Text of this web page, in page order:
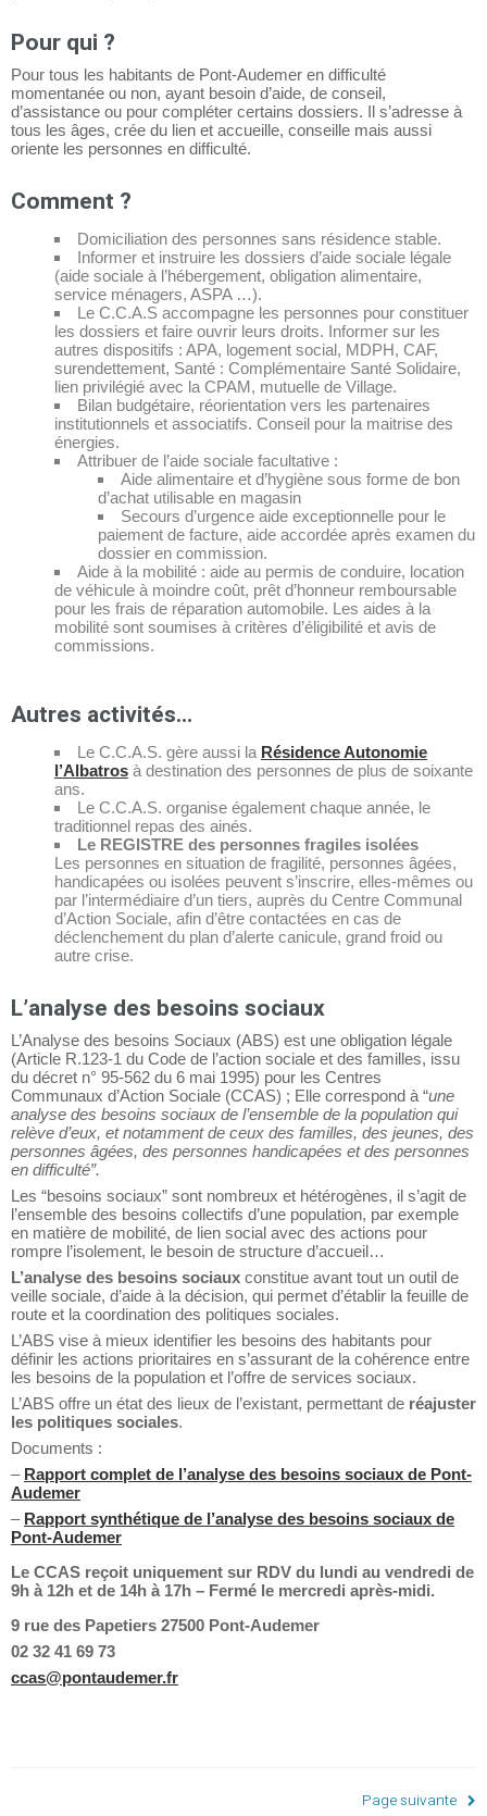
Pour qui ?
Pour tous les habitants de Pont-Audemer en difficulté
momentanée ou non, ayant besoin d’aide, de conseil,
d’assistance ou pour compléter certains dossiers. Il s’adresse à
tous les âges, crée du lien et accueille, conseille mais aussi
oriente les personnes en difficulté.
Comment ?
Domiciliation des personnes sans résidence stable.
Informer et instruire les dossiers d’aide sociale légale
(aide sociale à l’hébergement, obligation alimentaire,
service ménagers, ASPA …).
Le C.C.A.S accompagne les personnes pour constituer
les dossiers et faire ouvrir leurs droits. Informer sur les
autres dispositifs : APA, logement social, MDPH, CAF,
surendettement, Santé : Complémentaire Santé Solidaire,
lien privilégié avec la CPAM, mutuelle de Village.
Bilan budgétaire, réorientation vers les partenaires
institutionnels et associatifs. Conseil pour la maitrise des
énergies.
Attribuer de l’aide sociale facultative :
Aide alimentaire et d’hygiène sous forme de bon
d’achat utilisable en magasin
Secours d’urgence aide exceptionnelle pour le
paiement de facture, aide accordée après examen du
dossier en commission.
Aide à la mobilité : aide au permis de conduire, location
de véhicule à moindre coût, prêt d’honneur remboursable
pour les frais de réparation automobile. Les aides à la
mobilité sont soumises à critères d’éligibilité et avis de
commissions.
Autres activités…
Le C.C.A.S. gère aussi la Résidence Autonomie
l’Albatros à destination des personnes de plus de soixante
ans.
Le C.C.A.S. organise également chaque année, le
traditionnel repas des ainés.
Le REGISTRE des personnes fragiles isolées
Les personnes en situation de fragilité, personnes âgées,
handicapées ou isolées peuvent s’inscrire, elles-mêmes ou
par l’intermédiaire d’un tiers, auprès du Centre Communal
d’Action Sociale, afin d’être contactées en cas de
déclenchement du plan d’alerte canicule, grand froid ou
autre crise.
L’analyse des besoins sociaux
L’Analyse des besoins Sociaux (ABS) est une obligation légale
(Article R.123-1 du Code de l’action sociale et des familles, issu
du décret n° 95-562 du 6 mai 1995) pour les Centres
Communaux d’Action Sociale (CCAS) ; Elle correspond à “une
analyse des besoins sociaux de l’ensemble de la population qui
relève d’eux, et notamment de ceux des familles, des jeunes, des
personnes âgées, des personnes handicapées et des personnes
en difficulté”.
Les “besoins sociaux” sont nombreux et hétérogènes, il s’agit de
l’ensemble des besoins collectifs d’une population, par exemple
en matière de mobilité, de lien social avec des actions pour
rompre l’isolement, le besoin de structure d’accueil…
L’analyse des besoins sociaux constitue avant tout un outil de
veille sociale, d’aide à la décision, qui permet d’établir la feuille de
route et la coordination des politiques sociales.
L’ABS vise à mieux identifier les besoins des habitants pour
définir les actions prioritaires en s’assurant de la cohérence entre
les besoins de la population et l’offre de services sociaux.
L’ABS offre un état des lieux de l’existant, permettant de réajuster
les politiques sociales.
Documents :
– Rapport complet de l’analyse des besoins sociaux de Pont-
Audemer
– Rapport synthétique de l’analyse des besoins sociaux de
Pont-Audemer
Le CCAS reçoit uniquement sur RDV du lundi au vendredi de
9h à 12h et de 14h à 17h – Fermé le mercredi après-midi.
9 rue des Papetiers 27500 Pont-Audemer
02 32 41 69 73
ccas@pontaudemer.fr
Page suivante